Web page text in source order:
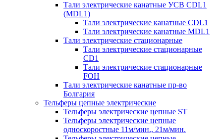
Тали электрические канатные УСВ CDL1
(MDL1)
Тали электрические канатные CDL1
Тали электрические канатные MDL1
Тали электрические стационарные
Тали электрические стационарные
CD1
Тали электрические стационарные
FOH
Тали электрические канатные пр-во
Болгария
Тельферы цепные электрические
Тельферы электрические цепные ST
Тельферы электрические цепные
односкоростные 11м/мин., 21м/мин.